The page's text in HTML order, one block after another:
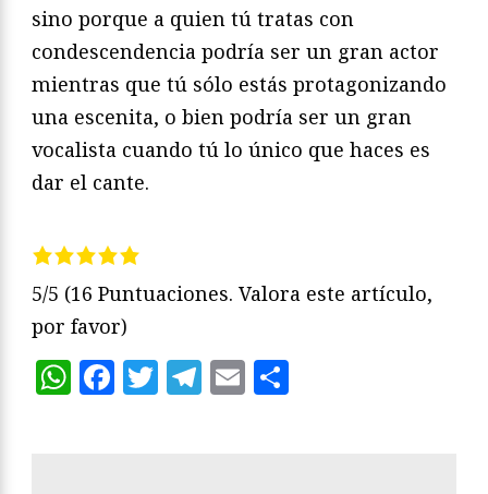
sino porque a quien tú tratas con
condescendencia podría ser un gran actor
mientras que tú sólo estás protagonizando
una escenita, o bien podría ser un gran
vocalista cuando tú lo único que haces es
dar el cante.
5/5 (16 Puntuaciones. Valora este artículo,
por favor)
WhatsApp
Facebook
Twitter
Telegram
Email